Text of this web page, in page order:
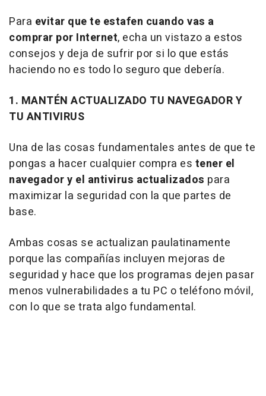
Para evitar que te estafen cuando vas a
comprar por Internet, echa un vistazo a estos
consejos y deja de sufrir por si lo que estás
haciendo no es todo lo seguro que debería.
1. MANTÉN ACTUALIZADO TU NAVEGADOR Y
TU ANTIVIRUS
Una de las cosas fundamentales antes de que te
pongas a hacer cualquier compra es tener el
navegador y el antivirus actualizados para
maximizar la seguridad con la que partes de
base.
Ambas cosas se actualizan paulatinamente
porque las compañías incluyen mejoras de
seguridad y hace que los programas dejen pasar
menos vulnerabilidades a tu PC o teléfono móvil,
con lo que se trata algo fundamental.